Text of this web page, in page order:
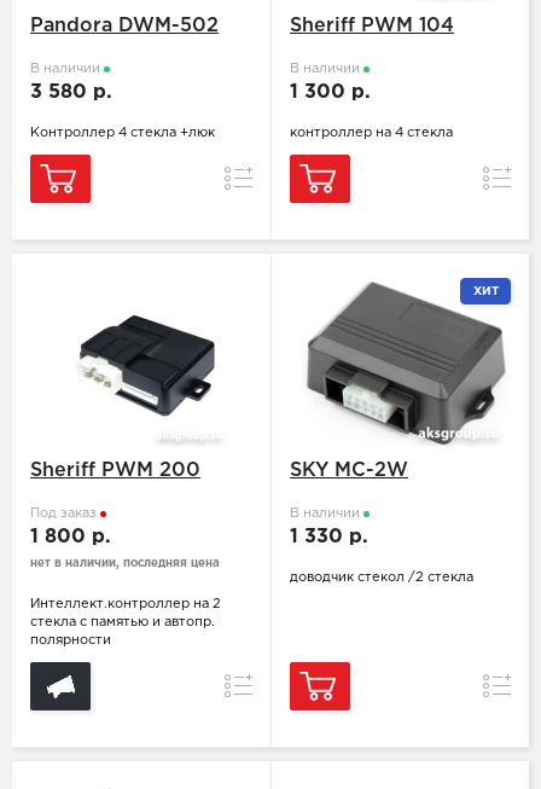
Pandora DWM-502
В наличии
3 580 р.
Контроллер 4 стекла +люк
Сравнение
Sheriff PWM 104
В наличии
1 300 р.
контроллер на 4 стекла
Sheriff PWM 200
Под заказ
1 800 р.
нет в наличии, последняя цена
Интеллект.контроллер на 2
стекла с памятью и автопр.
полярности
Сравнение
ХИТ
SKY MC-2W
В наличии
1 330 р.
доводчик стекол /2 стекла